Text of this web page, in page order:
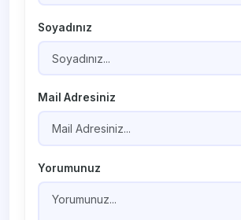
Soyadınız
Mail Adresiniz
Yorumunuz